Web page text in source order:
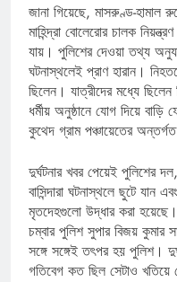
জানা গিয়েছে, মাসরুণ্ড-হামাল
মাহিন্দ্রা বোলেরোর চালক
যায়। পুলিশের দেওয়া তথ্য
ঘটনাস্থলেই প্রাণ হারান।
ছিলেন। যাত্রীদের মধ্যে
ধর্মীয় অনুষ্ঠানে যোগ দিয়ে বাড়ি
কুথেদ গ্রাম পঞ্চায়েতের অন্তর্গত
দুর্ঘটনার খবর পেয়েই পুলিশের
বাসিন্দারা ঘটনাস্থলে ছুটে
মৃতদেহগুলো উদ্ধার করা
চম্বার পুলিশ সুপার বিজয় কুমার
সঙ্গে সঙ্গেই তৎপর হয় পুলিশ।
গতিবেগ কত ছিল সেটাও খতিয়ে